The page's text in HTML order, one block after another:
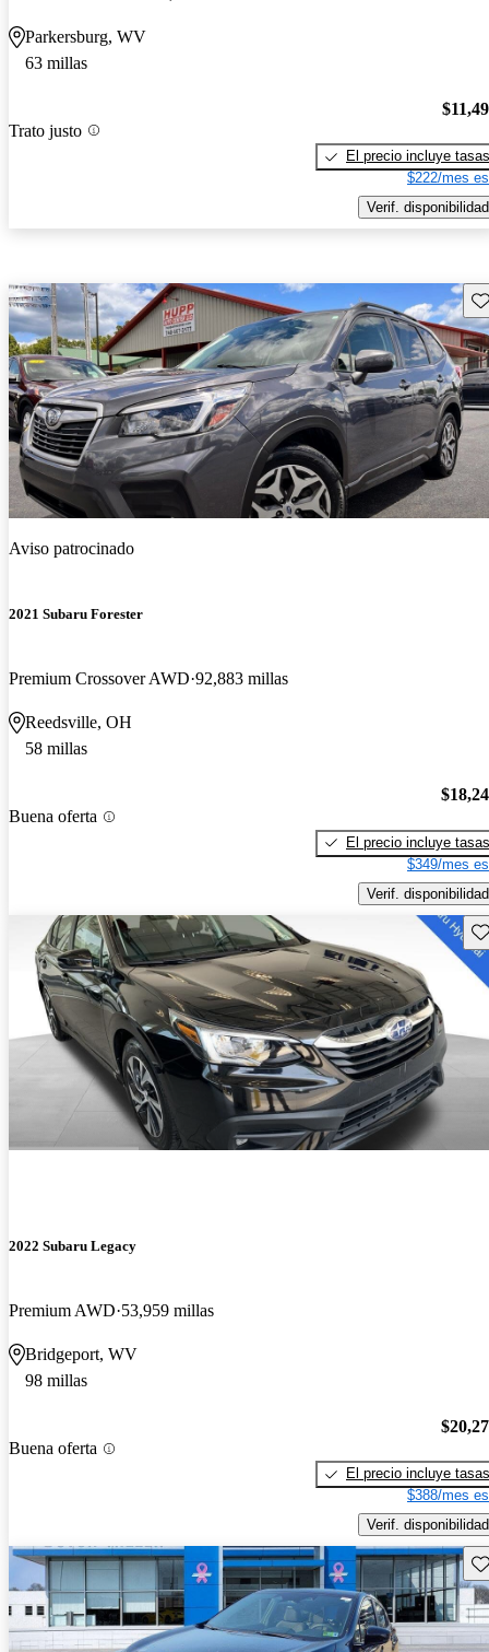
Parkersburg, WV
63 millas
Trato justo
El precio incluye tasas
$222/mes
Verif. disponibilidad
Aviso patrocinado
2021 Subaru Forester
Premium Crossover AWD 92,883 millas
Reedsville, OH
58 millas
Buena oferta
El precio incluye tasas
$349/mes
Verif. disponibilidad
2022 Subaru Legacy
Premium AWD 53,959 millas
Bridgeport, WV
98 millas
Buena oferta
El precio incluye tasas
$388/mes
Verif. disponibilidad